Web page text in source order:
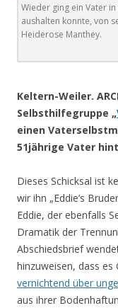
Wieder ging ein Vater
aushalten konnte, von
Heiderose Manthey.
Keltern-Weiler.
Selbsthilfegruppe „
einen
51jährige Vater
Dieses Schicksal ist
wir ihn „Eddie’s
Eddie, der ebenfalls
Dramatik der
Abschiedsbrief
hinzuweisen, dass es
vernichtend über
aus ihrer